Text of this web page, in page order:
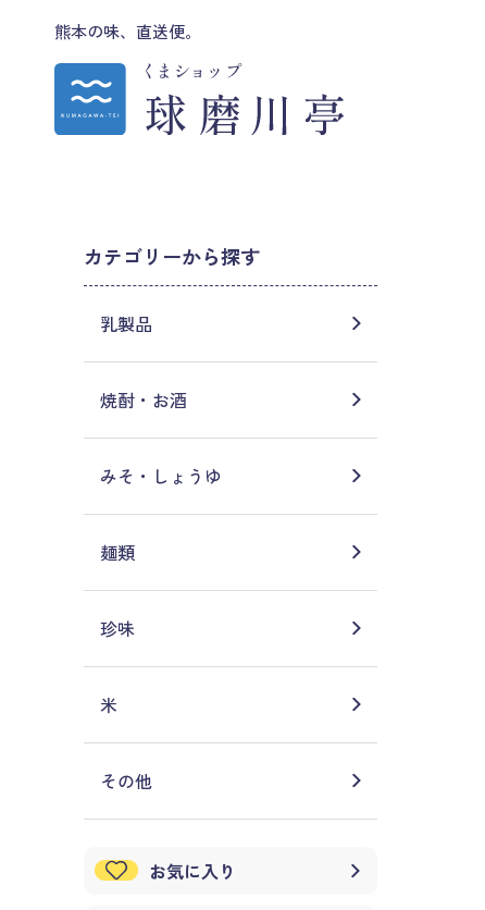
熊本の味、直送便。
カテゴリーから探す
乳製品
焼酎・お酒
みそ・しょうゆ
麺類
珍味
米
その他
お気に入り